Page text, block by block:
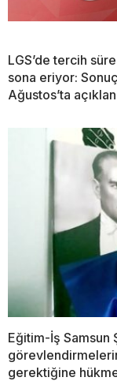
LGS’de tercih
sona eriyor:
Ağustos’ta
Eğitim-İş Samsun
gerektiğine